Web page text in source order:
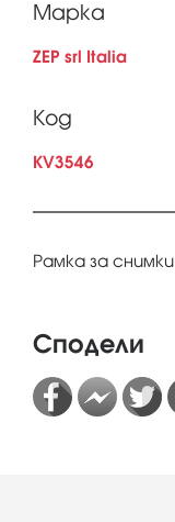
Марка
ZEP srl Italia
Код
KV3546
Рамка за
Сподели